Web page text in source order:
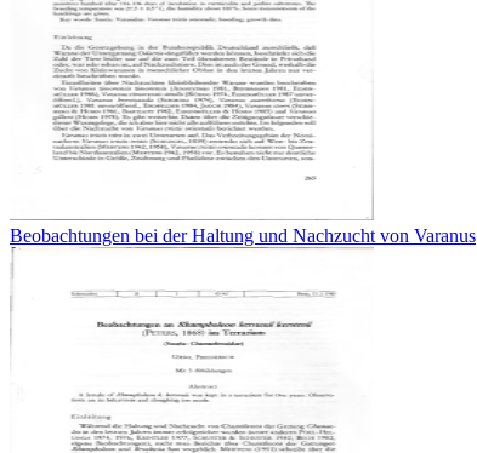
Beobachtungen bei der Haltung und Nachzucht von Varanus